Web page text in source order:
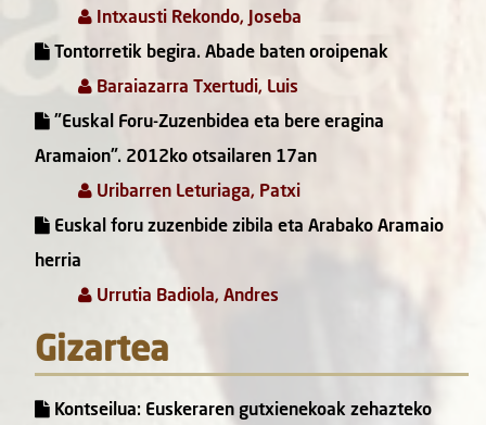
Intxausti Rekondo, Joseba
Tontorretik begira. Abade baten oroipenak
Baraiazarra Txertudi, Luis
"Euskal Foru-Zuzenbidea eta bere eragina
Aramaion". 2012ko otsailaren 17an
Uribarren Leturiaga, Patxi
Euskal foru zuzenbide zibila eta Arabako Aramaio
herria
Urrutia Badiola, Andres
Gizartea
Kontseilua: Euskeraren gutxienekoak zehazteko